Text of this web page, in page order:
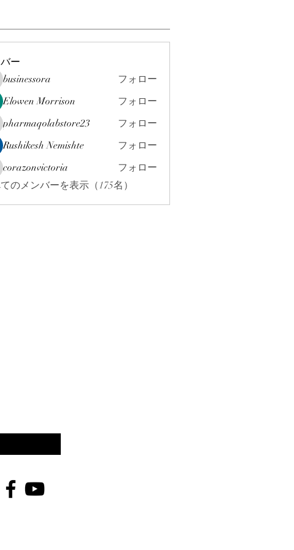
ー
businessora
フォロー
Elowen Morrison
フォロー
pharmaqolabstore23
フォロー
Rushikesh Nemishte
フォロー
corazonvictoria
フォロー
のメンバーを表示（175名）